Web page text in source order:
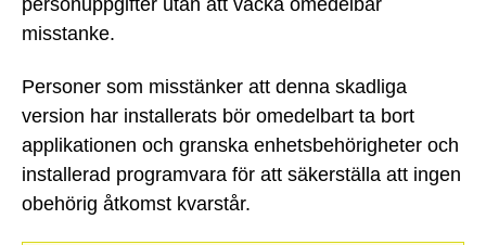
personuppgifter utan att väcka omedelbar
misstanke.
Personer som misstänker att denna skadliga
version har installerats bör omedelbart ta bort
applikationen och granska enhetsbehörigheter och
installerad programvara för att säkerställa att ingen
obehörig åtkomst kvarstår.